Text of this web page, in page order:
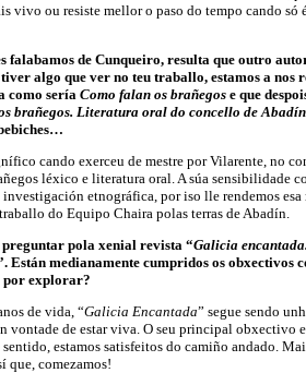
vivo ou resiste mellor o paso do tempo cando só
falabamos de Cunqueiro, resulta que outro
algo que ver no teu traballo, estamos a nos
como sería Como falan os brañegos e que
brañegos. Literatura oral do concello de
cando exerceu de mestre por Vilarente, no
léxico e literatura oral. A súa sensibilidade
etnográfica, por iso lle rendemos esa
do Equipo Chaira polas terras de Abadín.
preguntar pola xenial revista “Galicia
Están medianamente cumpridos os obxectivos
por explorar?
de vida, “Galicia Encantada” segue sendo
vontade de estar viva. O seu principal obxectivo
estamos satisfeitos do camiño andado.
que, comezamos!